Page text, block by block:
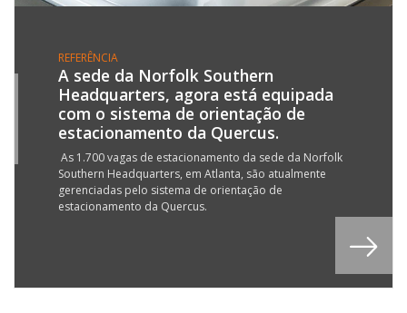
REFERÊNCIA
A sede da Norfolk Southern
Headquarters, agora está equipada
com o sistema de orientação de
estacionamento da Quercus.
As 1.700 vagas de estacionamento da sede da Norfolk
Southern Headquarters, em Atlanta, são atualmente
gerenciadas pelo sistema de orientação de
estacionamento da Quercus.